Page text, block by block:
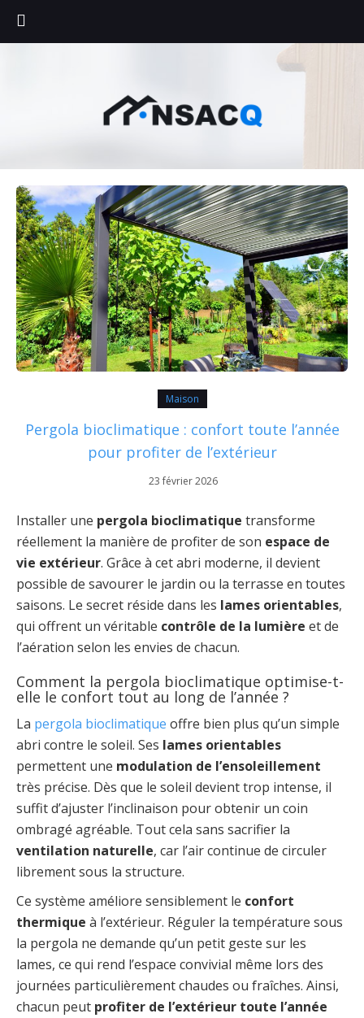
Maison
Pergola bioclimatique : confort toute l’année
pour profiter de l’extérieur
23 février 2026
Installer une pergola bioclimatique transforme
réellement la manière de profiter de son espace de
vie extérieur. Grâce à cet abri moderne, il devient
possible de savourer le jardin ou la terrasse en toutes
saisons. Le secret réside dans les lames orientables,
qui offrent un véritable contrôle de la lumière et de
l’aération selon les envies de chacun.
Comment la pergola bioclimatique optimise-t-
elle le confort tout au long de l’année ?
La pergola bioclimatique offre bien plus qu’un simple
abri contre le soleil. Ses lames orientables
permettent une modulation de l’ensoleillement
très précise. Dès que le soleil devient trop intense, il
suffit d’ajuster l’inclinaison pour obtenir un coin
ombragé agréable. Tout cela sans sacrifier la
ventilation naturelle, car l’air continue de circuler
librement sous la structure.
Ce système améliore sensiblement le confort
thermique à l’extérieur. Réguler la température sous
la pergola ne demande qu’un petit geste sur les
lames, ce qui rend l’espace convivial même lors des
journées particulièrement chaudes ou fraîches. Ainsi,
chacun peut profiter de l’extérieur toute l’année